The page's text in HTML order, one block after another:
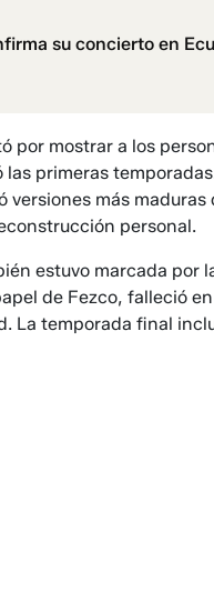
su concierto en
por mostrar a los
primeras
versiones más
personal.
estuvo marcada por
de Fezco, falleció
La temporada final